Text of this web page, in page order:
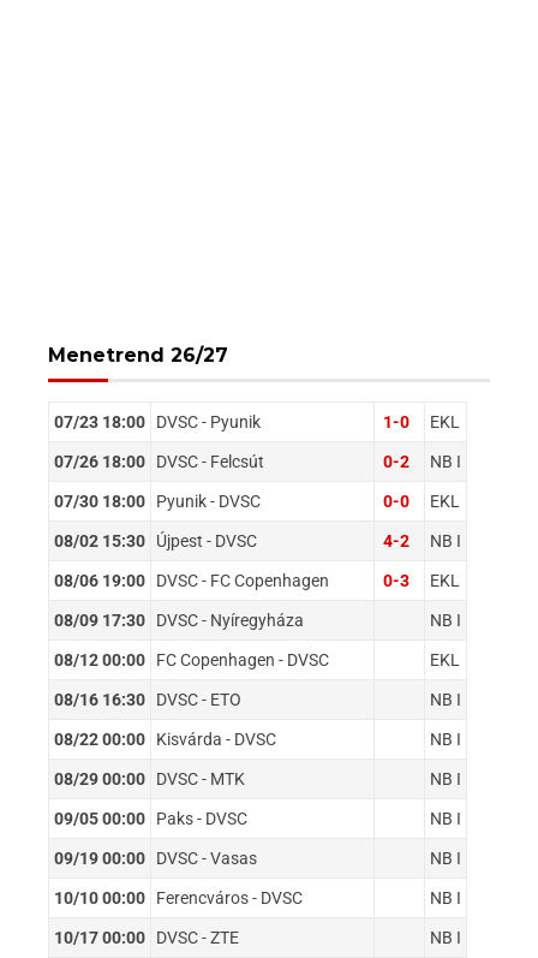
Menetrend 26/27
07/23 18:00 DVSC - Pyunik 1-0 EKL
07/26 18:00 DVSC - Felcsút 0-2 NB I
07/30 18:00 Pyunik - DVSC 0-0 EKL
08/02 15:30 Újpest - DVSC 4-2 NB I
08/06 19:00 DVSC - FC Copenhagen 0-3 EKL
08/09 17:30 DVSC - Nyíregyháza NB I
08/12 00:00 FC Copenhagen - DVSC EKL
08/16 16:30 DVSC - ETO NB I
08/22 00:00 Kisvárda - DVSC NB I
08/29 00:00 DVSC - MTK NB I
09/05 00:00 Paks - DVSC NB I
09/19 00:00 DVSC - Vasas NB I
10/10 00:00 Ferencváros - DVSC NB I
10/17 00:00 DVSC - ZTE NB I